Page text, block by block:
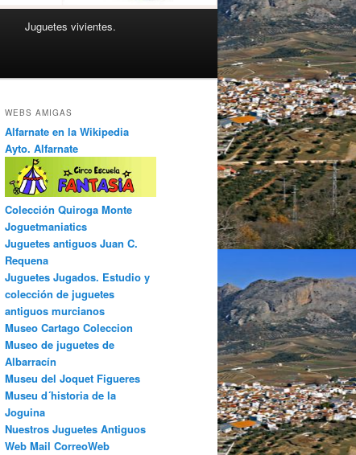
Juguetes vivientes.
WEBS AMIGAS
Alfarnate en la Wikipedia
Ayto. Alfarnate
Colección Quiroga Monte
Joguetmaniatics
Juguetes antiguos Juan C.
Requena
Juguetes Jugados. Estudio y
colección de juguetes
antiguos murcianos
Museo Cartago Coleccion
Museo de juguetes de
Albarracín
Museu del Joquet Figueres
Museu d´historia de la
Joguina
Nuestros Juguetes Antiguos
Web Mail CorreoWeb